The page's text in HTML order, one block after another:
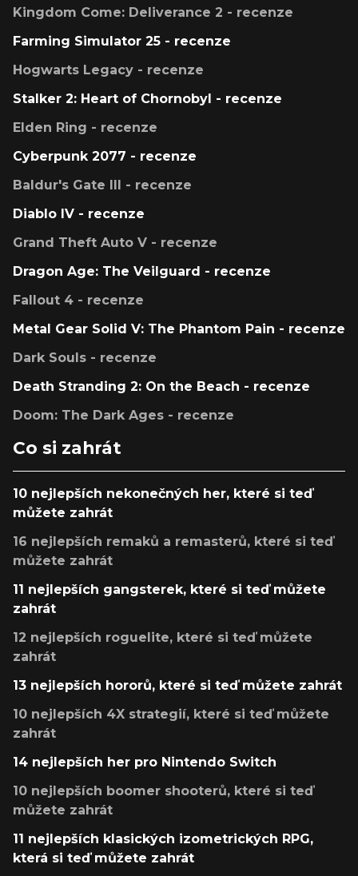
Kingdom Come: Deliverance 2 - recenze
Farming Simulator 25 - recenze
Hogwarts Legacy - recenze
Stalker 2: Heart of Chornobyl - recenze
Elden Ring - recenze
Cyberpunk 2077 - recenze
Baldur's Gate III - recenze
Diablo IV - recenze
Grand Theft Auto V - recenze
Dragon Age: The Veilguard - recenze
Fallout 4 - recenze
Metal Gear Solid V: The Phantom Pain - recenze
Dark Souls - recenze
Death Stranding 2: On the Beach - recenze
Doom: The Dark Ages - recenze
Co si zahrát
10 nejlepších nekonečných her, které si teď
můžete zahrát
16 nejlepších remaků a remasterů, které si teď
můžete zahrát
11 nejlepších gangsterek, které si teď můžete
zahrát
12 nejlepších roguelite, které si teď můžete
zahrát
13 nejlepších hororů, které si teď můžete zahrát
10 nejlepších 4X strategií, které si teď můžete
zahrát
14 nejlepších her pro Nintendo Switch
10 nejlepších boomer shooterů, které si teď
můžete zahrát
11 nejlepších klasických izometrických RPG,
která si teď můžete zahrát